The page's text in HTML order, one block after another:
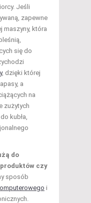
Jeśli
zapewne
maszyny, która
się do
, dzięki której
a
na
zużytych
kubła,
do
czy
sposób
i